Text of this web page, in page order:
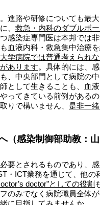
進路や研修についても最
、 救急・内科のダブルボ
感染症専門医は本邦では
血液内科・救急集中治療
学病院では普通考えられ
あります。具体的には、
、中央部門として病院の
として生きることも、血
ってきている前例があるの
りで構いません、 是非一
（感染制御部助教：山
要とされるものであり、
・ICT業務を通じて、他
doctor”としての役割
のみでなく病院職員全体